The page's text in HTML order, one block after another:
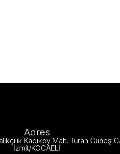
Adres
Kadıköy Mah. Turan Güneş
İzmit/KOCAELİ